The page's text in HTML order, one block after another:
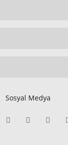
Sosyal Medya